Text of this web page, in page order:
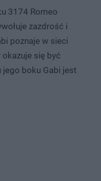
3174 Romeo
zazdrość i
poznaje w sieci
się być
jego boku Gabi jest